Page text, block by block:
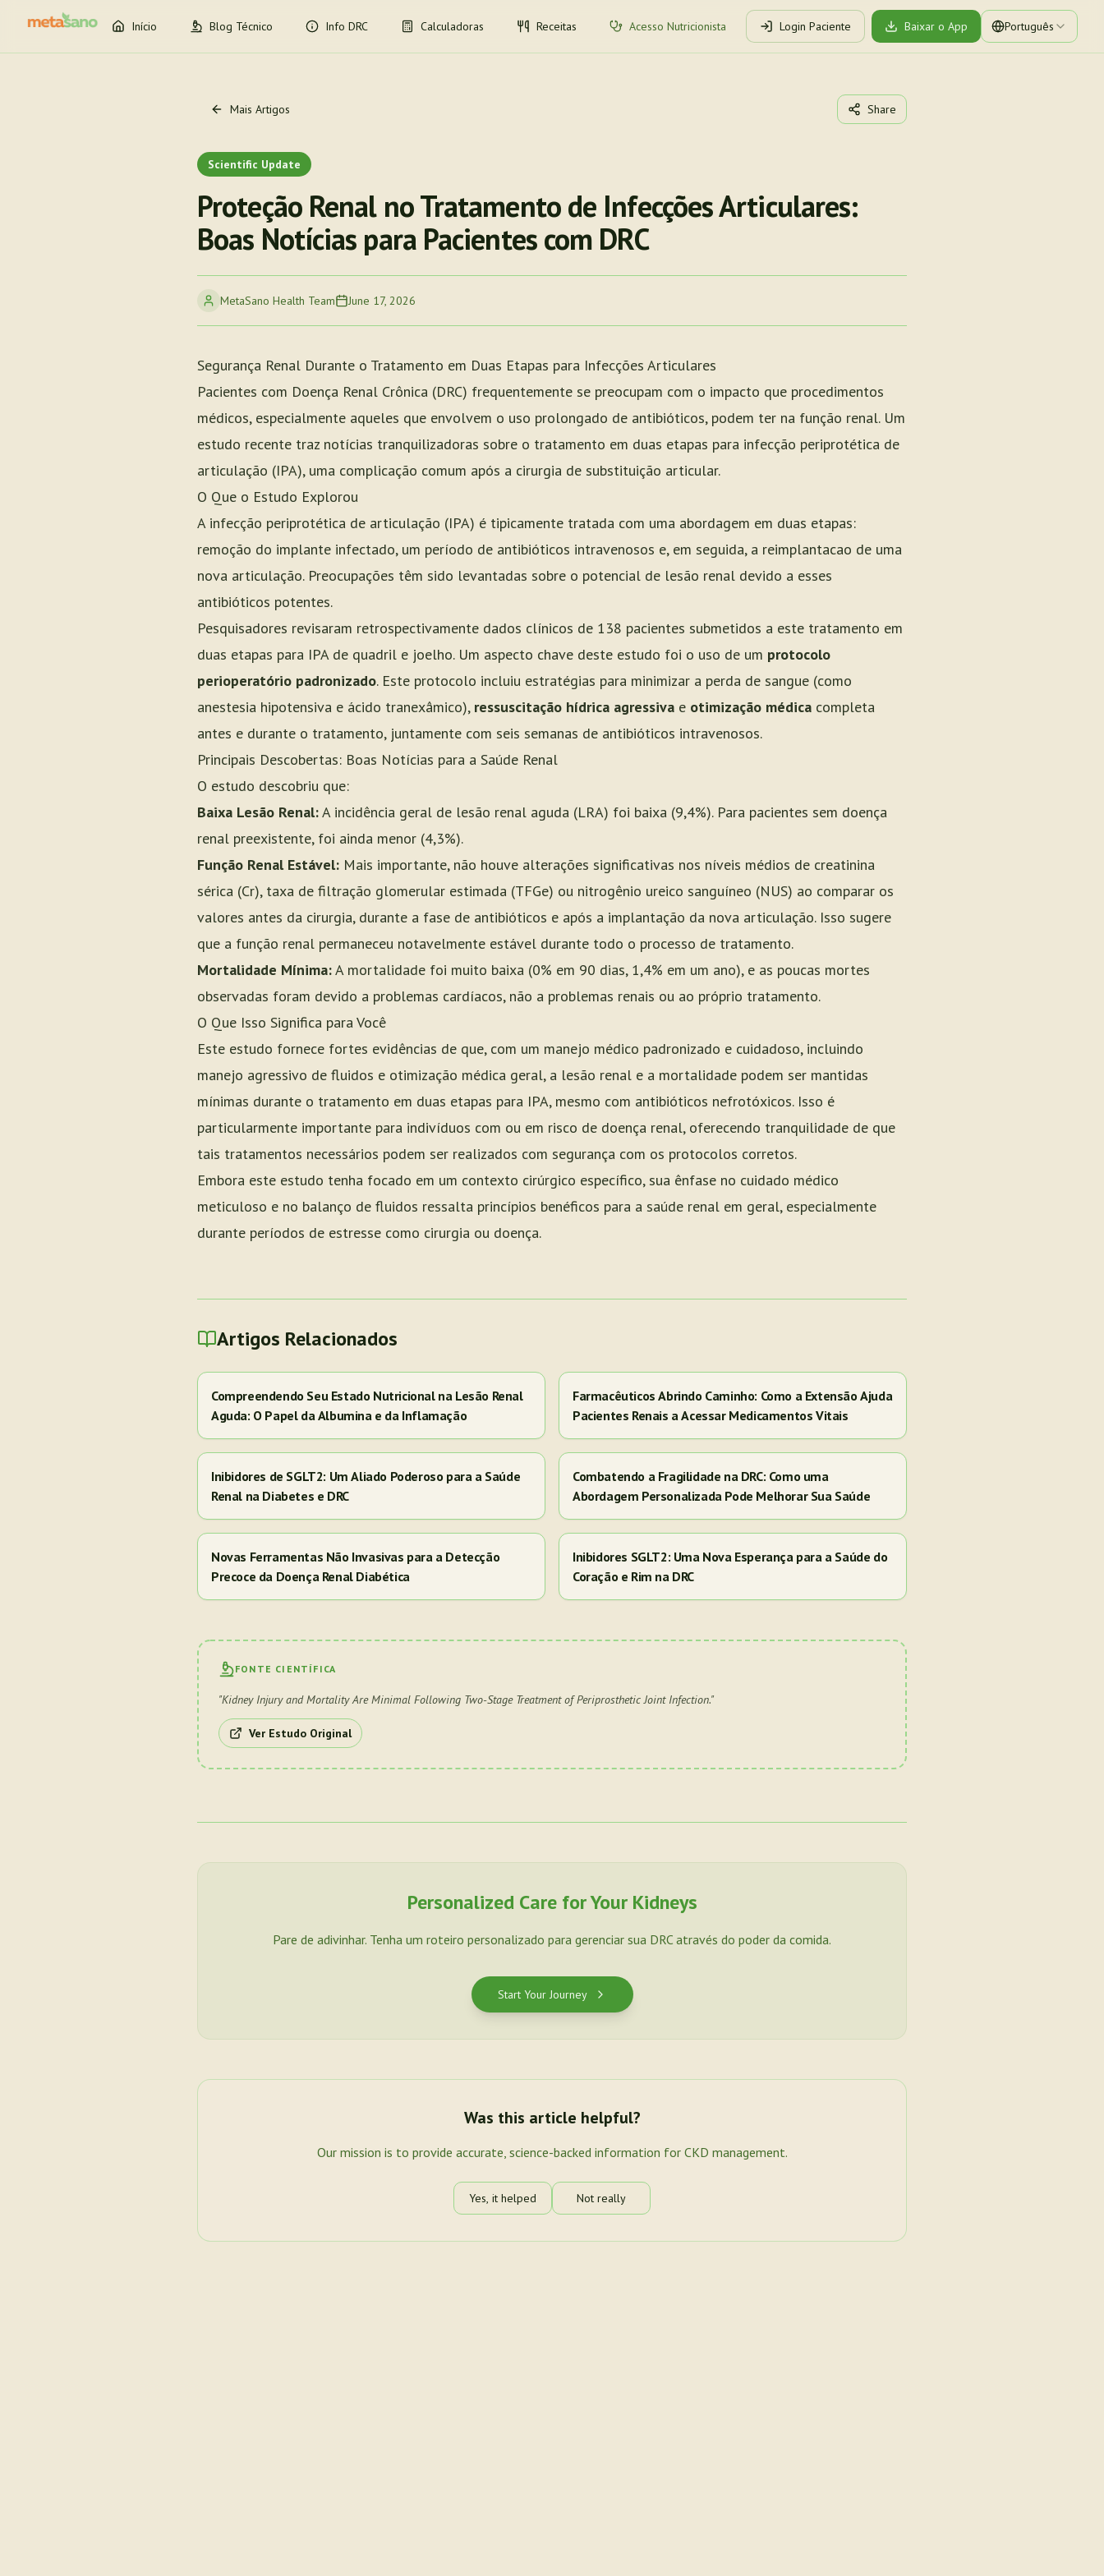
Início Blog Técnico Info DRC Calculadoras Receitas Acesso Nutricionista Login Paciente Baixar o App Português
Mais Artigos Share
Scientific Update
Proteção Renal no Tratamento de Infecções Articulares:
Boas Notícias para Pacientes com DRC
MetaSano Health Team June 17, 2026
Segurança Renal Durante o Tratamento em Duas Etapas para Infecções Articulares
Pacientes com Doença Renal Crônica (DRC) frequentemente se preocupam com o impacto que procedimentos
médicos, especialmente aqueles que envolvem o uso prolongado de antibióticos, podem ter na função renal. Um
estudo recente traz notícias tranquilizadoras sobre o tratamento em duas etapas para infecção periprotética de
articulação (IPA), uma complicação comum após a cirurgia de substituição articular.
O Que o Estudo Explorou
A infecção periprotética de articulação (IPA) é tipicamente tratada com uma abordagem em duas etapas:
remoção do implante infectado, um período de antibióticos intravenosos e, em seguida, a reimplantacao de uma
nova articulação. Preocupações têm sido levantadas sobre o potencial de lesão renal devido a esses
antibióticos potentes.
Pesquisadores revisaram retrospectivamente dados clínicos de 138 pacientes submetidos a este tratamento em
duas etapas para IPA de quadril e joelho. Um aspecto chave deste estudo foi o uso de um protocolo
perioperatório padronizado. Este protocolo incluiu estratégias para minimizar a perda de sangue (como
anestesia hipotensiva e ácido tranexâmico), ressuscitação hídrica agressiva e otimização médica completa
antes e durante o tratamento, juntamente com seis semanas de antibióticos intravenosos.
Principais Descobertas: Boas Notícias para a Saúde Renal
O estudo descobriu que:
Baixa Lesão Renal:A incidência geral de lesão renal aguda (LRA) foi baixa (9,4%). Para pacientes sem doença
renal preexistente, foi ainda menor (4,3%).
Função Renal Estável: Mais importante, não houve alterações significativas nos níveis médios de creatinina
sérica (Cr), taxa de filtração glomerular estimada (TFGe) ou nitrogênio ureico sanguíneo (NUS) ao comparar os
valores antes da cirurgia, durante a fase de antibióticos e após a implantação da nova articulação. Isso sugere
que a função renal permaneceu notavelmente estável durante todo o processo de tratamento.
Mortalidade Mínima:A mortalidade foi muito baixa (0% em 90 dias, 1,4% em um ano), e as poucas mortes
observadas foram devido a problemas cardíacos, não a problemas renais ou ao próprio tratamento.
O Que Isso Significa para Você
Este estudo fornece fortes evidências de que, com um manejo médico padronizado e cuidadoso, incluindo
manejo agressivo de fluidos e otimização médica geral, a lesão renal e a mortalidade podem ser mantidas
mínimas durante o tratamento em duas etapas para IPA, mesmo com antibióticos nefrotóxicos. Isso é
particularmente importante para indivíduos com ou em risco de doença renal, oferecendo tranquilidade de que
tais tratamentos necessários podem ser realizados com segurança com os protocolos corretos.
Embora este estudo tenha focado em um contexto cirúrgico específico, sua ênfase no cuidado médico
meticuloso e no balanço de fluidos ressalta princípios benéficos para a saúde renal em geral, especialmente
durante períodos de estresse como cirurgia ou doença.
Artigos Relacionados
Compreendendo Seu Estado Nutricional na Lesão Renal
Aguda: O Papel da Albumina e da Inflamação
Farmacêuticos Abrindo Caminho: Como a Extensão Ajuda
Pacientes Renais a Acessar Medicamentos Vitais
Inibidores de SGLT2: Um Aliado Poderoso para a Saúde
Renal na Diabetes e DRC
Combatendo a Fragilidade na DRC: Como uma
Abordagem Personalizada Pode Melhorar Sua Saúde
Novas Ferramentas Não Invasivas para a Detecção
Precoce da Doença Renal Diabética
Inibidores SGLT2: Uma Nova Esperança para a Saúde do
Coração e Rim na DRC
FONTE CIENTÍFICA
"Kidney Injury and Mortality Are Minimal Following Two-Stage Treatment of Periprosthetic Joint Infection."
Ver Estudo Original
Personalized Care for Your Kidneys
Pare de adivinhar. Tenha um roteiro personalizado para gerenciar sua DRC através do poder da comida.
Start Your Journey
Was this article helpful?
Our mission is to provide accurate, science-backed information for CKD management.
Yes, it helped Not really